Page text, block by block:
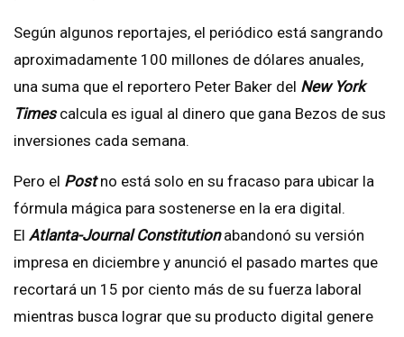
Según algunos reportajes, el periódico está sangrando
aproximadamente 100 millones de dólares anuales,
una suma que el reportero Peter Baker del New York
Timescalcula es igual al dinero que gana Bezos de sus
inversiones cada semana.
Pero el Postno está solo en su fracaso para ubicar la
fórmula mágica para sostenerse en la era digital.
El Atlanta-Journal Constitutionabandonó su versión
impresa en diciembre y anunció el pasado martes que
recortará un 15 por ciento más de su fuerza laboral
mientras busca lograr que su producto digital genere